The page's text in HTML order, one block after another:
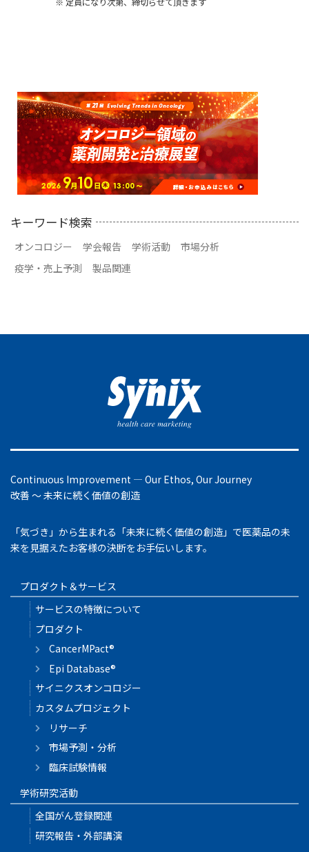
キーワード検索
オンコロジー 学会報告 学術活動
市場分析
疫学・売上予測
製品関連
Continuous Improvement ― Our Ethos, Our Journey
改善 ～ 未来に続く価値の創造
「気づき」から生まれる「未来に続く価値の創造」で医薬品の未
来を見据えたお客様の決断をお手伝いします。
プロダクト＆サービス
サービスの特徴について
プロダクト
CancerMPact®
Epi Database®
サイニクスオンコロジー
カスタムプロジェクト
リサーチ
市場予測・分析
臨床試験情報
学術研究活動
全国がん登録関連
研究報告・外部講演